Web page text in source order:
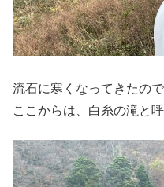
流石に寒くなってきたの
ここからは、白糸の滝と